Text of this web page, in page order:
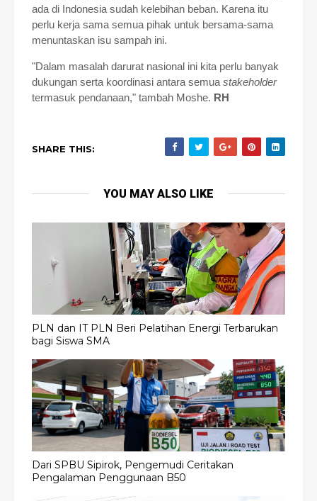
ada di Indonesia sudah kelebihan beban. Karena itu
perlu kerja sama semua pihak untuk bersama-sama
menuntaskan isu sampah ini.
"Dalam masalah darurat nasional ini kita perlu banyak
dukungan serta koordinasi antara semua stakeholder
termasuk pendanaan," tambah Moshe. RH
SHARE THIS:
YOU MAY ALSO LIKE
PLN dan IT PLN Beri Pelatihan Energi Terbarukan
bagi Siswa SMA
Dari SPBU Sipirok, Pengemudi Ceritakan
Pengalaman Penggunaan B50